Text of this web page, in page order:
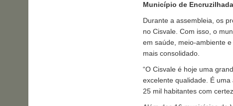
Município de
Durante a assembleia, os
no Cisvale. Com isso, o
em saúde, meio-ambiente
mais consolidado.
“O Cisvale é hoje uma
excelente qualidade. É
25 mil habitantes com